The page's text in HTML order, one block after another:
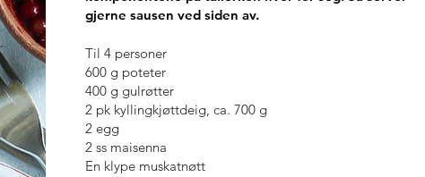
gjerne sausen ved siden av.
Til 4 personer
600 g poteter
400 g gulrøtter
2 pk kyllingkjøttdeig, ca. 700 g
2 egg
2 ss maisenna
En klype muskatnøtt